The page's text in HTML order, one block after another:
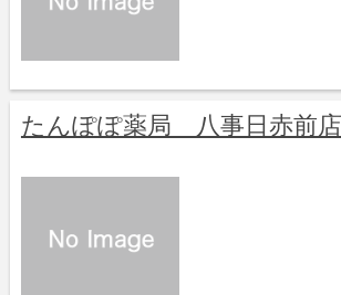
たんぽぽ薬局 八事日赤前店